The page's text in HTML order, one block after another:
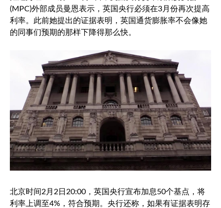
(MPC)外部成员曼恩表示，英国央行必须在3月份再次提高
利率。此前她提出的证据表明，英国通货膨胀率不会像她
的同事们预期的那样下降得那么快。
北京时间2月2日20:00，英国央行宣布加息50个基点，将
利率上调至4%，符合预期。央行还称，如果有证据表明存